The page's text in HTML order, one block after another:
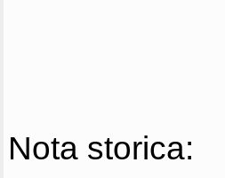
Nota storica: